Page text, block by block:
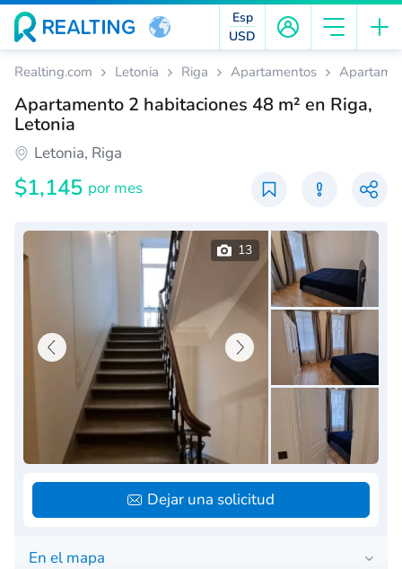
Esp
USD
Realting.com Letonia Riga Apartamentos
Apartamento 2 habitaciones 48 m² en Riga,
Letonia
Letonia, Riga
$1,145 por mes
En el mapa
13
Dejar una solicitud